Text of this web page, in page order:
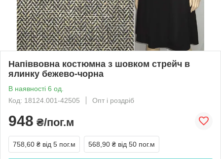
Напіввовна костюмна з шовком стрейч в
ялинку бежево-чорна
В наявності 6 од.
Код: 18124.001-42505
Опт і роздріб
948 ₴/пог.м
758,60 ₴ від 5 пог.м 568,90 ₴ від 50 пог.м